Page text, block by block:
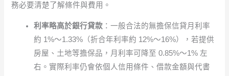
務必要清楚了解條件與費用。
利率略高於銀行貸款 ：一般合法的無擔保信貸月利率
約 1%～1.33%（折合年利率約 12%～16%），若提供
房屋、土地等擔保品，月利率可降至 0.85%～1% 左
右。實際利率仍會依個人信用條件、借款金額與代書